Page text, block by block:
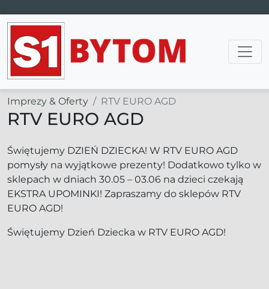
Main Navigation
Imprezy & Oferty RTV EURO AGD
RTV EURO AGD
Świętujemy DZIEŃ DZIECKA! W RTV EURO AGD
pomysły na wyjątkowe prezenty! Dodatkowo tylko w
sklepach w dniach 30.05 – 03.06 na dzieci czekają
EKSTRA UPOMINKI! Zapraszamy do sklepów RTV
EURO AGD!
Świętujemy Dzień Dziecka w RTV EURO AGD!